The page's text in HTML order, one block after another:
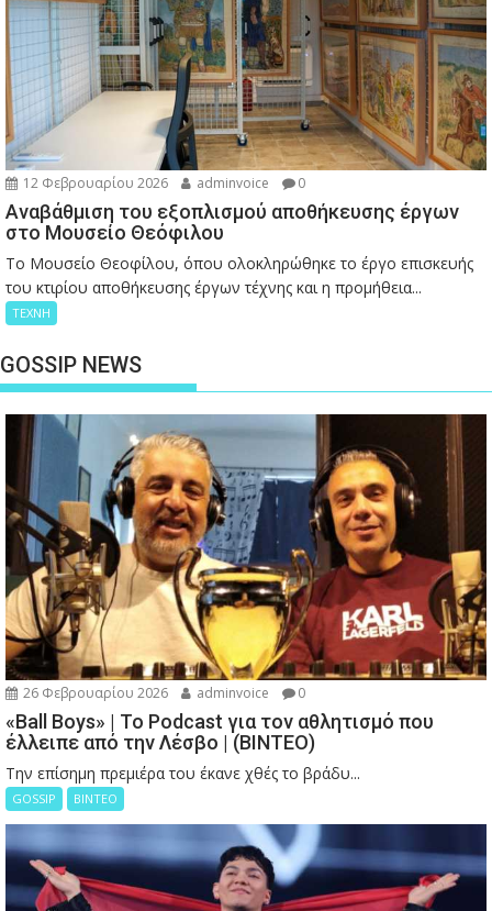
12 Φεβρουαρίου 2026 adminvoice 0
Αναβάθμιση του εξοπλισμού αποθήκευσης έργων
στο Μουσείο Θεόφιλου
Το Μουσείο Θεοφίλου, όπου ολοκληρώθηκε το έργο επισκευής
του κτιρίου αποθήκευσης έργων τέχνης και η προμήθεια...
ΤΕΧΝΗ
GOSSIP NEWS
26 Φεβρουαρίου 2026 adminvoice 0
«Ball Boys» | Το Podcast για τον αθλητισμό που
έλλειπε από την Λέσβο | (ΒΙΝΤΕΟ)
Την επίσημη πρεμιέρα του έκανε χθές το βράδυ...
GOSSIP ΒΙΝΤΕΟ